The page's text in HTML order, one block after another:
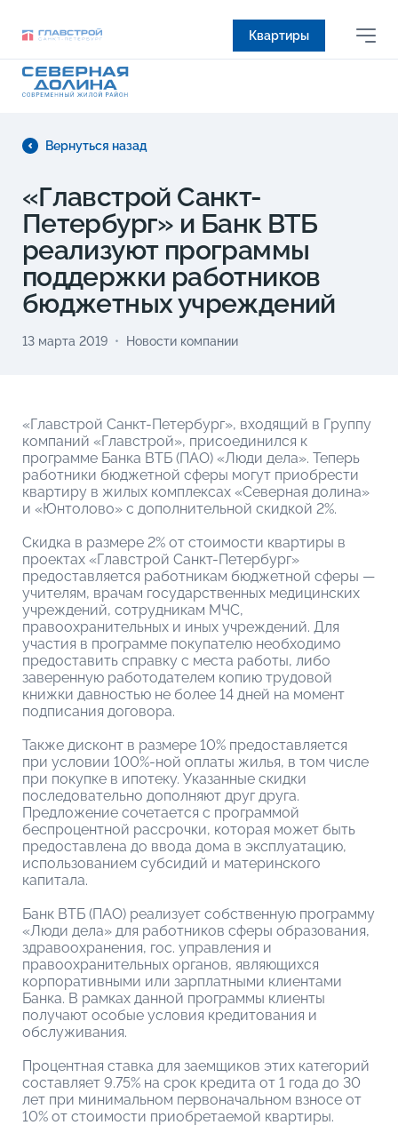
Квартиры
Вернуться назад
«Главстрой Санкт-
Петербург» и Банк ВТБ
реализуют программы
поддержки работников
бюджетных учреждений
13 марта 2019 Новости компании
«Главстрой Санкт-Петербург», входящий в Группу
компаний «Главстрой», присоединился к
программе Банка ВТБ (ПАО) «Люди дела». Теперь
работники бюджетной сферы могут приобрести
квартиру в жилых комплексах «Северная долина»
и «Юнтолово» с дополнительной скидкой 2%.
Скидка в размере 2% от стоимости квартиры в
проектах «Главстрой Санкт-Петербург»
предоставляется работникам бюджетной сферы —
учителям, врачам государственных медицинских
учреждений, сотрудникам МЧС,
правоохранительных и иных учреждений. Для
участия в программе покупателю необходимо
предоставить справку с места работы, либо
заверенную работодателем копию трудовой
книжки давностью не более 14 дней на момент
подписания договора.
Также дисконт в размере 10% предоставляется
при условии 100%-ной оплаты жилья, в том числе
при покупке в ипотеку. Указанные скидки
последовательно дополняют друг друга.
Предложение сочетается с программой
беспроцентной рассрочки, которая может быть
предоставлена до ввода дома в эксплуатацию,
использованием субсидий и материнского
капитала.
Банк ВТБ (ПАО) реализует собственную программу
«Люди дела» для работников сферы образования,
здравоохранения, гос. управления и
правоохранительных органов, являющихся
корпоративными или зарплатными клиентами
Банка. В рамках данной программы клиенты
получают особые условия кредитования и
обслуживания.
Процентная ставка для заемщиков этих категорий
составляет 9.75% на срок кредита от 1 года до 30
лет при минимальном первоначальном взносе от
10% от стоимости приобретаемой квартиры.